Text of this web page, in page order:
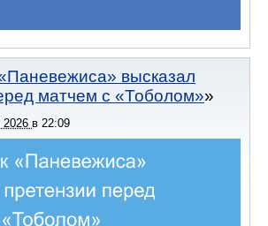
высказал
матчем с «Тоболом»
в 22:09